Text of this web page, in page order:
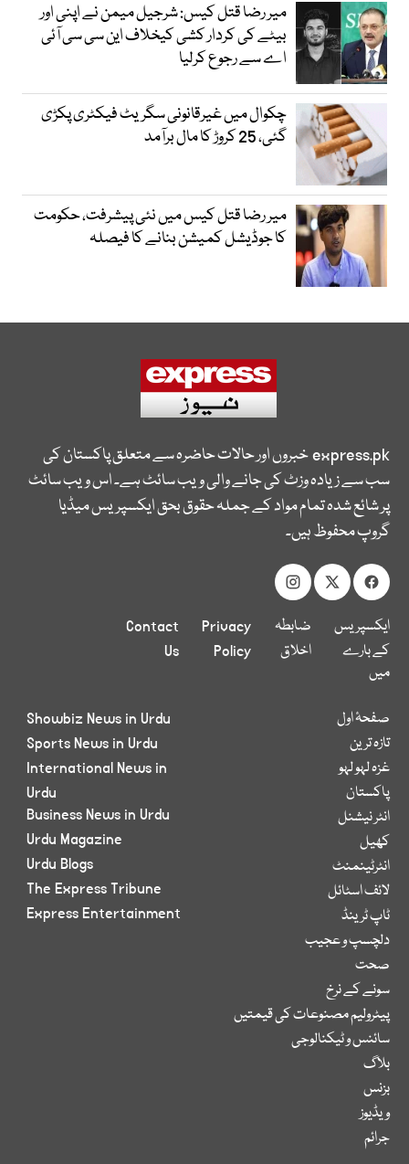
میر رضا قتل کیس: شرجیل میمن نے اپنی اور
بیٹے کی کردار کشی کیخلاف این سی سی آئی
اے سے رجوع کرلیا
چکوال میں غیرقانونی سگریٹ فیکٹری پکڑی
گئی، 25 کروڑ کا مال برآمد
میر رضا قتل کیس میں نئی پیشرفت، حکومت
کا جوڈیشل کمیشن بنانے کا فیصلہ
express.pkخبروں اور حالات حاضرہ سے متعلق پاکستان کی
سب سے زیادہ وزٹ کی جانے والی ویب سائٹ ہے۔ اس ویب سائٹ
پر شائع شدہ تمام مواد کے جملہ حقوق بحق ایکسپریس میڈیا
گروپ محفوظ ہیں۔
ایکسپریس
کے بارے
میں
ضابطہ
اخلاق
Privacy
Policy
Contact
Us
صفحۂ اول
تازہ ترین
غزہ لہو لہو
پاکستان
انٹر نیشنل
کھیل
انٹرٹینمنٹ
لائف اسٹائل
ٹاپ ٹرینڈ
دلچسپ و عجیب
صحت
سونے کے نرخ
پیٹرولیم مصنوعات کی قیمتیں
سائنس و ٹیکنالوجی
بلاگ
بزنس
ویڈیوز
جرائم
Showbiz News in Urdu
Sports News in Urdu
International News in
Urdu
Business News in Urdu
Urdu Magazine
Urdu Blogs
The Express Tribune
Express Entertainment